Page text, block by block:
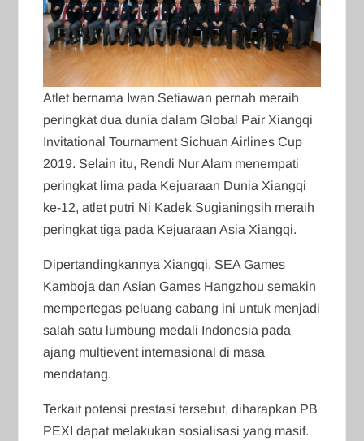
Atlet bernama Iwan Setiawan pernah meraih
peringkat dua dunia dalam Global Pair Xiangqi
Invitational Tournament Sichuan Airlines Cup
2019. Selain itu, Rendi Nur Alam menempati
peringkat lima pada Kejuaraan Dunia Xiangqi
ke-12, atlet putri Ni Kadek Sugianingsih meraih
peringkat tiga pada Kejuaraan Asia Xiangqi.
Dipertandingkannya Xiangqi, SEA Games
Kamboja dan Asian Games Hangzhou semakin
mempertegas peluang cabang ini untuk menjadi
salah satu lumbung medali Indonesia pada
ajang multievent internasional di masa
mendatang.
Terkait potensi prestasi tersebut, diharapkan PB
PEXI dapat melakukan sosialisasi yang masif.